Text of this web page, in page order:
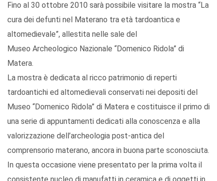
Fino al 30 ottobre 2010 sarà possibile visitare la mostra “La
cura dei defunti nel Materano tra età tardoantica e
altomedievale”, allestita nelle sale del
Museo Archeologico Nazionale “Domenico Ridola” di
Matera.
La mostra è dedicata al ricco patrimonio di reperti
tardoantichi ed altomedievali conservati nei depositi del
Museo “Domenico Ridola” di Matera e costituisce il primo di
una serie di appuntamenti dedicati alla conoscenza e alla
valorizzazione dell’archeologia post-antica del
comprensorio materano, ancora in buona parte sconosciuta.
In questa occasione viene presentato per la prima volta il